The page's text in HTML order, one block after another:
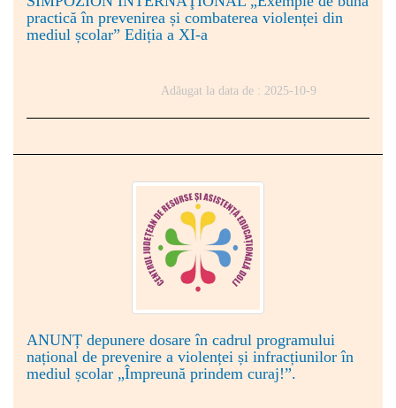
practică în prevenirea și combaterea violenței din
mediul școlar” Ediția a XI-a
Adăugat la data de : 2025-10-9
ANUNȚ depunere dosare în cadrul programului
național de prevenire a violenței și infracțiunilor în
mediul școlar „Împreună prindem curaj!”.